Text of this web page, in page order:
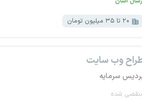
۲۰ تا ۳۵ میلیون تومان
وب سایت
سرمایه
شده